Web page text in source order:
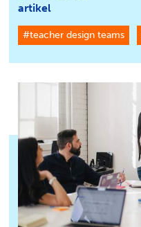
artikel
#teacher design teams